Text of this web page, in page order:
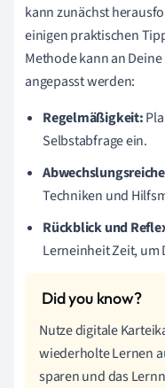
kann zunächst
einigen praktischen
Methode kann an
angepasst werden:
Regelmäßigkeit:
Selbstabfrage ein.
Techniken und
Rückblick und
Lerneinheit Zeit, um
Nutze digitale
wiederholte Lernen
sparen und das